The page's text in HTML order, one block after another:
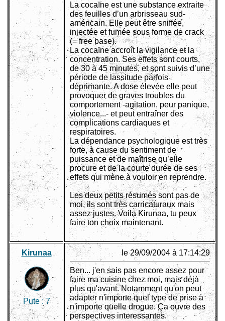
La cocaïne est une substance extraite
des feuilles d’un arbrisseau sud-
américain. Elle peut être sniffée,
injectée et fumée sous forme de crack
(= free base).
La cocaïne accroît la vigilance et la
concentration. Ses effets sont courts,
de 30 à 45 minutes, et sont suivis d’une
période de lassitude parfois
déprimante. A dose élevée elle peut
provoquer de graves troubles du
comportement -agitation, peur panique,
violence...- et peut entraîner des
complications cardiaques et
respiratoires.
La dépendance psychologique est très
forte, à cause du sentiment de
puissance et de maîtrise qu’elle
procure et de la courte durée de ses
effets qui mène à vouloir en reprendre.
Les deux petits résumés sont pas de
moi, ils sont très carricaturaux mais
assez justes. Voila Kirunaa, tu peux
faire ton choix maintenant.
Kirunaa
Pute :7
le 29/09/2004 à 17:14:29
Ben... j'en sais pas encore assez pour
faire ma cuisine chez moi, mais déjà
plus qu'avant. Notamment qu'on peut
adapter n'importe quel type de prise à
n'importe quelle drogue. Ça ouvre des
perspectives interessantes.